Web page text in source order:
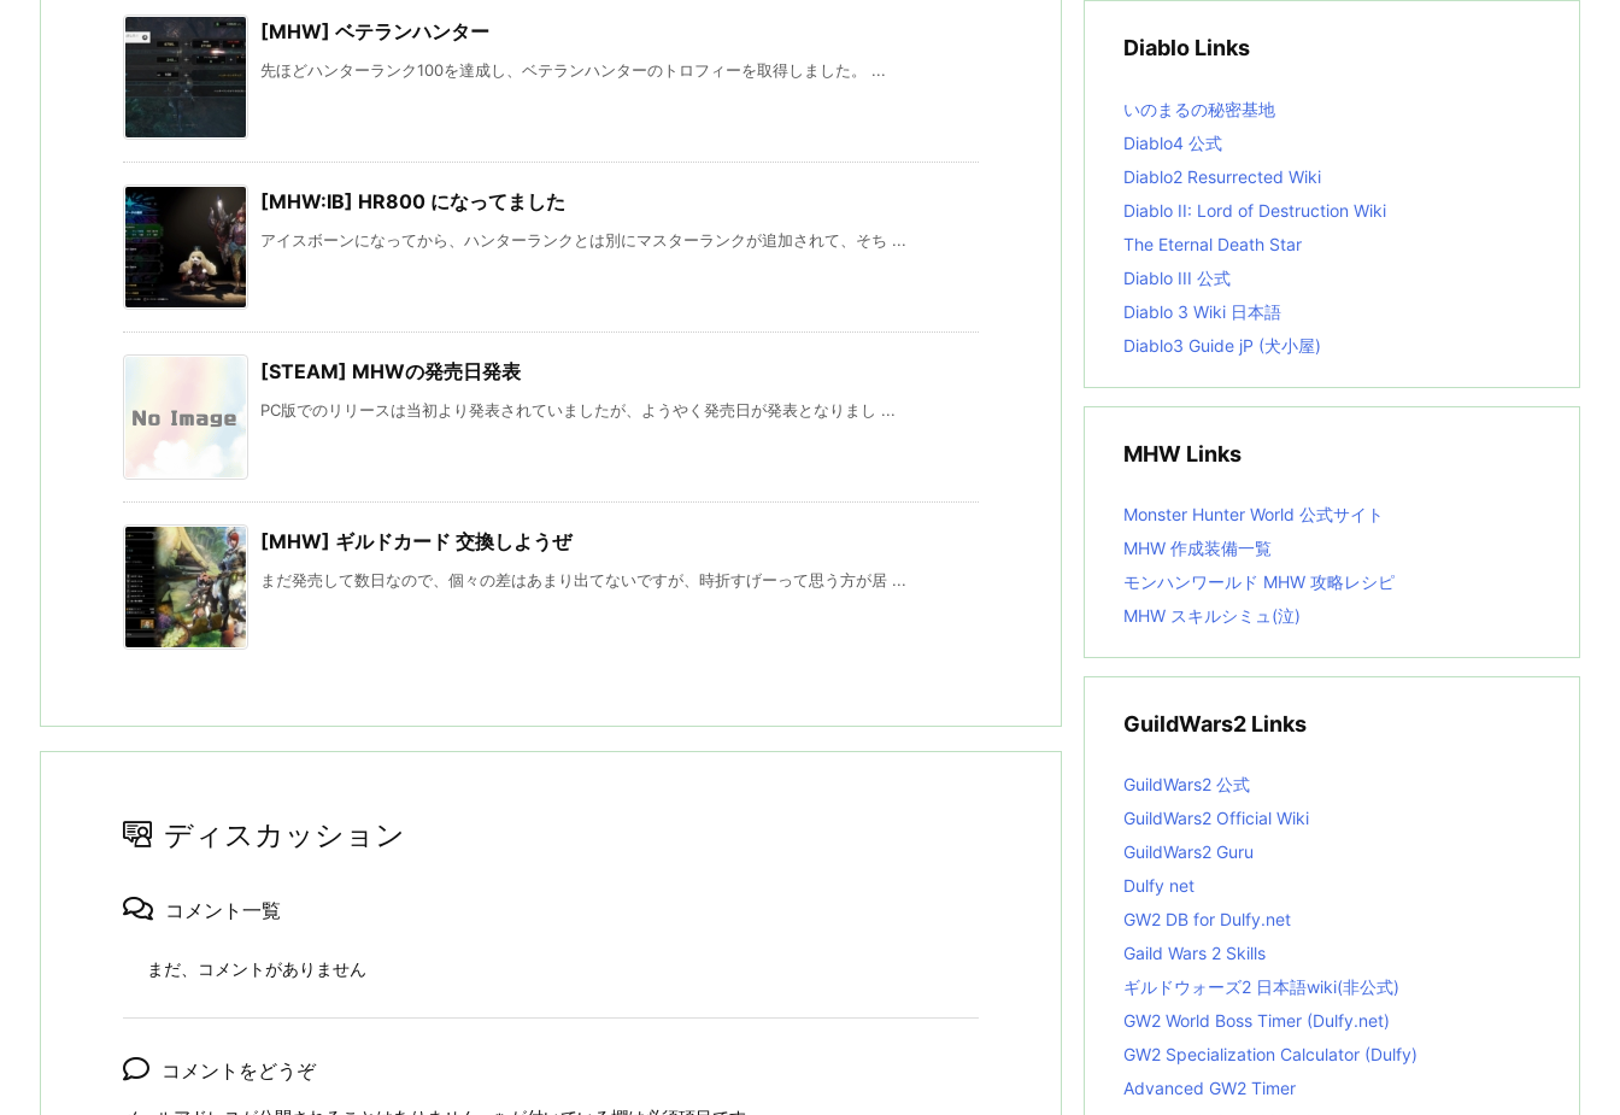
[MHW] ベテランハンター
先ほどハンターランク100を達成し、ベテランハンターのトロフィーを取得しました。 ...
[MHW:IB] HR800 になってました
アイスボーンになってから、ハンターランクとは別にマスターランクが追加されて、そち ...
[STEAM] MHWの発売日発表
PC版でのリリースは当初より発表されていましたが、ようやく発売日が発表となりまし ...
[MHW] ギルドカード 交換しようぜ
まだ発売して数日なので、個々の差はあまり出てないですが、時折すげーって思う方が居 ...
ディスカッション
コメント一覧
まだ、コメントがありません
コメントをどうぞ
e
i
s
t
Diablo Links
いのまるの秘密基地
Diablo4 公式
Diablo2 Resurrected Wiki
Diablo II: Lord of Destruction Wiki
The Eternal Death Star
Diablo III 公式
Diablo 3 Wiki 日本語
Diablo3 Guide jP (犬小屋)
MHW Links
Monster Hunter World 公式サイト
MHW 作成装備一覧
モンハンワールド MHW 攻略レシピ
MHW スキルシミュ(泣)
GuildWars2 Links
GuildWars2 公式
GuildWars2 Official Wiki
GuildWars2 Guru
Dulfy net
GW2 DB for Dulfy.net
Gaild Wars 2 Skills
ギルドウォーズ2 日本語wiki(非公式)
GW2 World Boss Timer (Dulfy.net)
GW2 Specialization Calculator (Dulfy)
Advanced GW2 Timer